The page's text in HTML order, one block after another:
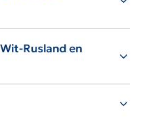
Rusland en